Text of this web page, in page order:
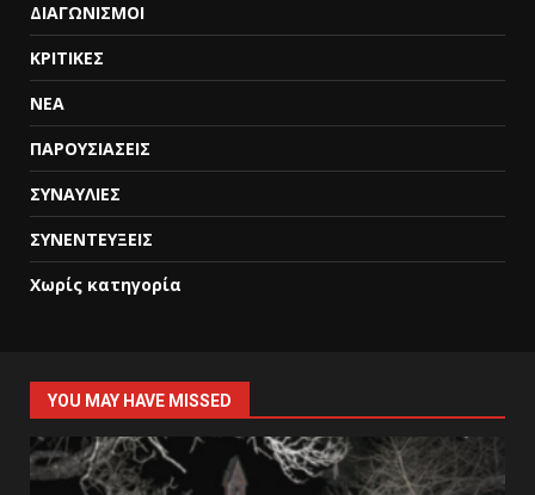
ΔΙΑΓΩΝΙΣΜΟΙ
ΚΡΙΤΙΚΕΣ
ΝΕΑ
ΠΑΡΟΥΣΙΑΣΕΙΣ
ΣΥΝΑΥΛΙΕΣ
ΣΥΝΕΝΤΕΥΞΕΙΣ
Χωρίς κατηγορία
YOU MAY HAVE MISSED